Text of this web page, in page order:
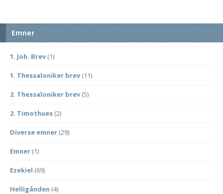
Emner
1. Joh. Brev (1)
1. Thessaloniker brev (11)
2. Thessaloniker brev (5)
2. Timothues (2)
Diverse emner (29)
Emner (1)
Ezekiel (69)
Helligånden (4)